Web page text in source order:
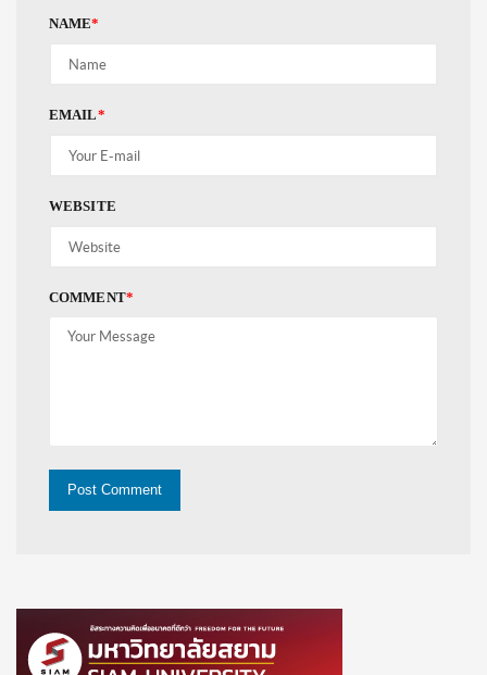
NAME*
EMAIL*
WEBSITE
COMMENT*